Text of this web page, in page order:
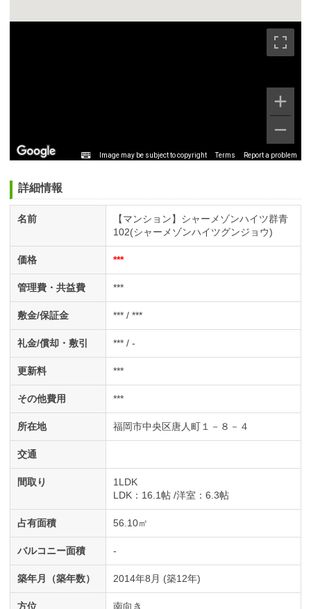
Image may be subject to copyright Terms Report a problem
詳細情報
名前
【マンション】シャーメゾンハイツ群青
102(シャーメゾンハイツグンジョウ)
価格 ***
管理費・共益費 ***
敷金/保証金 *** / ***
礼金/償却・敷引 *** / -
更新料 ***
その他費用 ***
所在地 福岡市中央区唐人町１－８－４
交通
間取り
1LDK
LDK ：16.1帖 洋室 ：6.3帖
占有面積 56.10㎡
バルコニー面積 -
築年月（築年数） 2014年8月 (築12年)
方位 南向き